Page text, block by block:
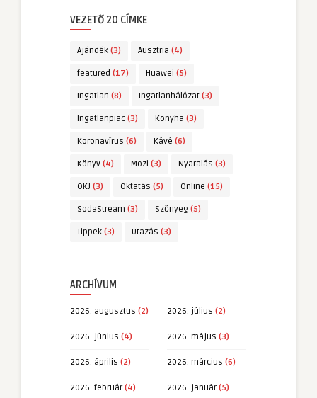
VEZETŐ 20 CÍMKE
Ajándék (3) Ausztria (4)
featured (17) Huawei (5)
Ingatlan (8) Ingatlanhálózat (3)
Ingatlanpiac (3) Konyha (3)
Koronavírus (6) Kávé (6)
Könyv (4) Mozi (3) Nyaralás (3)
OKJ (3) Oktatás (5) Online (15)
SodaStream (3) Szőnyeg (5)
Tippek (3) Utazás (3)
ARCHÍVUM
2026. augusztus (2) 2026. július (2)
2026. június (4) 2026. május (3)
2026. április (2) 2026. március (6)
2026. február(4) 2026. január(5)